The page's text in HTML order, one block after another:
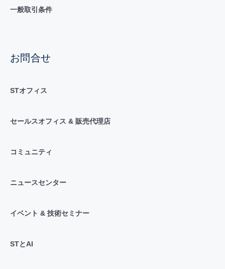
一般取引条件
お問合せ
STオフィス
セールスオフィス & 販売代理店
コミュニティ
ニュースセンター
イベント & 技術セミナー
STとAI